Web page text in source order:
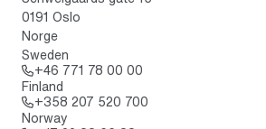
0191 Oslo
Norge
Sweden
+46 771 78 00 00
Finland
+358 207 520 700
Norway